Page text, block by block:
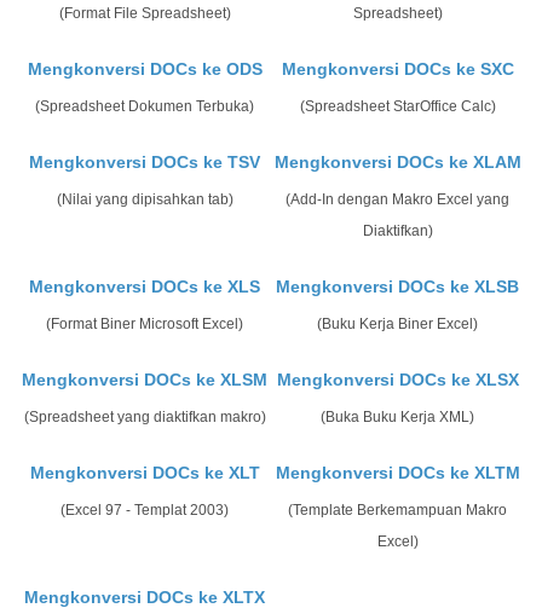
(Format File Spreadsheet)
Spreadsheet)
Mengkonversi DOCs ke ODS
(Spreadsheet Dokumen Terbuka)
Mengkonversi DOCs ke SXC
(Spreadsheet StarOffice Calc)
Mengkonversi DOCs ke TSV
(Nilai yang dipisahkan tab)
Mengkonversi DOCs ke XLAM
(Add-In dengan Makro Excel yang
Diaktifkan)
Mengkonversi DOCs ke XLS
(Format Biner Microsoft Excel)
Mengkonversi DOCs ke XLSB
(Buku Kerja Biner Excel)
Mengkonversi DOCs ke XLSM
(Spreadsheet yang diaktifkan makro)
Mengkonversi DOCs ke XLSX
(Buka Buku Kerja XML)
Mengkonversi DOCs ke XLT
(Excel 97 - Templat 2003)
Mengkonversi DOCs ke XLTM
(Template Berkemampuan Makro
Excel)
Mengkonversi DOCs ke XLTX